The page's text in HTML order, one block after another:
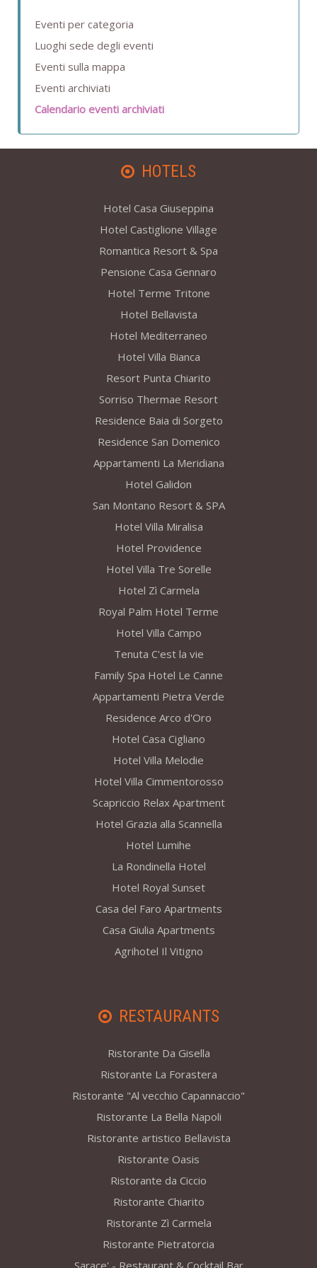
Eventi per categoria
Luoghi sede degli eventi
Eventi sulla mappa
Eventi archiviati
Calendario eventi archiviati
HOTELS
Hotel Casa Giuseppina
Hotel Castiglione Village
Romantica Resort & Spa
Pensione Casa Gennaro
Hotel Terme Tritone
Hotel Bellavista
Hotel Mediterraneo
Hotel Villa Bianca
Resort Punta Chiarito
Sorriso Thermae Resort
Residence Baia di Sorgeto
Residence San Domenico
Appartamenti La Meridiana
Hotel Galidon
San Montano Resort & SPA
Hotel Villa Miralisa
Hotel Providence
Hotel Villa Tre Sorelle
Hotel Zì Carmela
Royal Palm Hotel Terme
Hotel Villa Campo
Tenuta C'est la vie
Family Spa Hotel Le Canne
Appartamenti Pietra Verde
Residence Arco d'Oro
Hotel Casa Cigliano
Hotel Villa Melodie
Hotel Villa Cimmentorosso
Scapriccio Relax Apartment
Hotel Grazia alla Scannella
Hotel Lumihe
La Rondinella Hotel
Hotel Royal Sunset
Casa del Faro Apartments
Casa Giulia Apartments
Agrihotel Il Vitigno
RESTAURANTS
Ristorante Da Gisella
Ristorante La Forastera
Ristorante "Al vecchio Capannaccio"
Ristorante La Bella Napoli
Ristorante artistico Bellavista
Ristorante Oasis
Ristorante da Ciccio
Ristorante Chiarito
Ristorante Zì Carmela
Ristorante Pietratorcia